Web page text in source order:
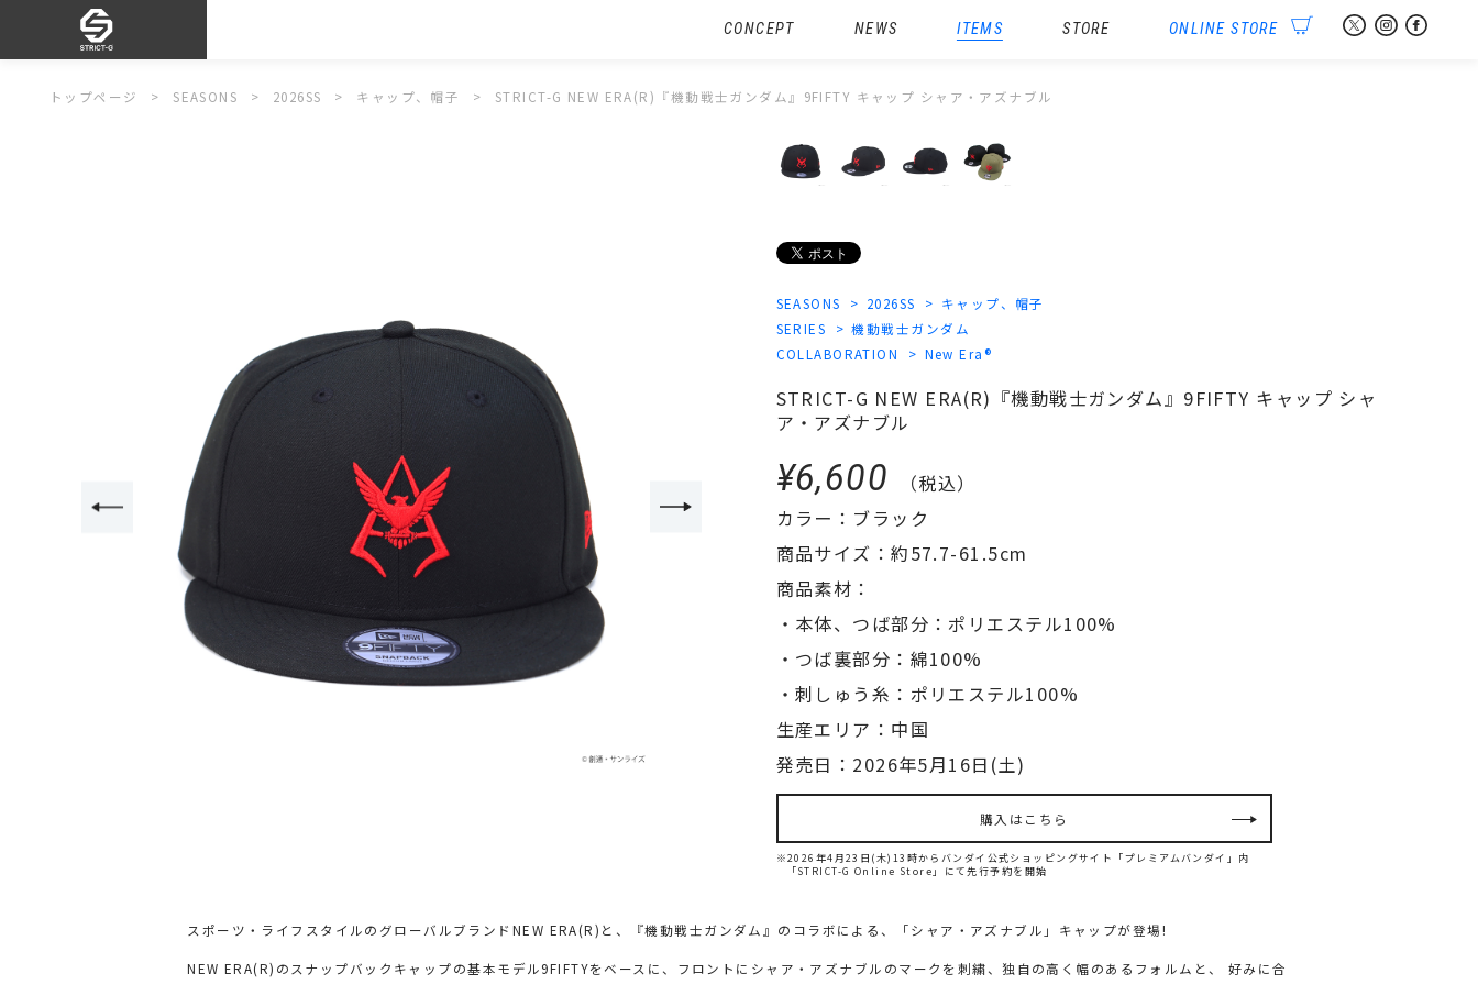
ITEMS
CONCEPT NEWS STORE ONLINE STORE
トップページ SEASONS 2026SS キャップ、帽子 STRICT-G NEW ERA(R)『機動戦士ガンダム』9FIFTY キャップ シャア・アズナブル
SEASONS 2026SS
キャップ、帽子
SERIES
機動戦士ガンダム
COLLABORATION
New Era®
STRICT-G NEW ERA(R)『機動戦士ガンダム』9FIFTY キャップ シャ
ア・アズナブル
¥6,600
（税込）
カラー：ブラック
商品サイズ：約57.7-61.5cm
商品素材：
・本体、つば部分：ポリエステル100%
・つば裏部分：綿100%
・刺しゅう糸：ポリエステル100%
生産エリア：中国
発売日：2026年5月16日(土)
購入はこちら
※2026年4月23日(木)13時からバンダイ公式ショッピングサイト「プレミアムバンダイ」内
「STRICT-G Online Store」にて先行予約を開始
スポーツ・ライフスタイルのグローバルブランドNEW ERA(R)と、『機動戦士ガンダム』のコラボによる、「シャア・アズナブル」キャップが登場!
NEW ERA(R)のスナップバックキャップの基本モデル9FIFTYをベースに、フロントにシャア・アズナブルのマークを刺繍、独自の高く幅のあるフォルムと、 好みに合